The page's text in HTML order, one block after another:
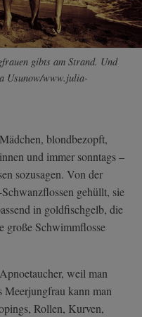
gibts am Strand. Und
Usunow/www.julia-
blondbezopft,
und immer sonntags –
sozusagen. Von der
gehüllt, sie
in goldfischgelb, die
große Schwimmflosse
weil man
Meerjungfrau kann man
Rollen, Kurven,